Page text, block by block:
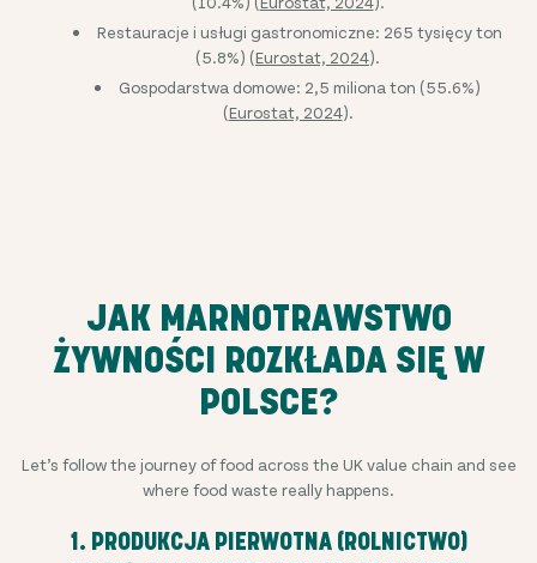
Restauracje i usługi gastronomiczne: 265 tysięcy ton
(5.8%) (Eurostat, 2024).
Gospodarstwa domowe: 2,5 miliona ton (55.6%)
(Eurostat, 2024).
JAK MARNOTRAWSTWO
ŻYWNOŚCI ROZKŁADA SIĘ W
POLSCE?
Let’s follow the journey of food across the UK value chain and see
where food waste really happens.
1. PRODUKCJA PIERWOTNA (ROLNICTWO)